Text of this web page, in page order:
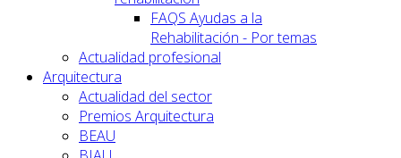
FAQS Ayudas a la
Rehabilitación - Por temas
Actualidad profesional
Arquitectura
Actualidad del sector
Premios Arquitectura
BEAU